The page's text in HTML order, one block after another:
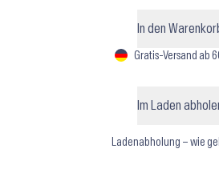
In den
Gratis-Versand ab
Im Laden
Ladenabholung – wie